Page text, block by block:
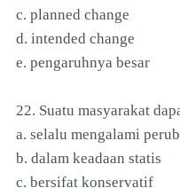
c. planned change
d. intended change
e. pengaruhnya besar
22. Suatu masyarakat
a. selalu mengalami
b. dalam keadaan statis
c. bersifat konservatif